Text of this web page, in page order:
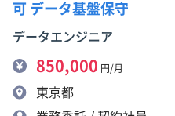
可 データ基盤保守
データエンジニア
850,000 円/月
東京都